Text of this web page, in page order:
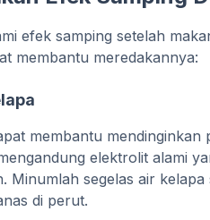
efek samping setelah
membantu meredakannya:
membantu
elektrolit alami
Minumlah segelas air
di perut.